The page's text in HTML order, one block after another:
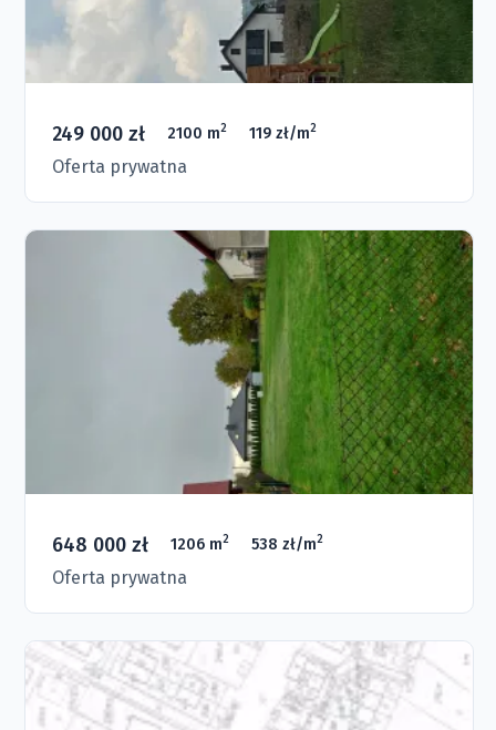
249 000 zł 2100 m2 119 zł/m2
Oferta prywatna
648 000 zł 1206 m2 538 zł/m2
Oferta prywatna